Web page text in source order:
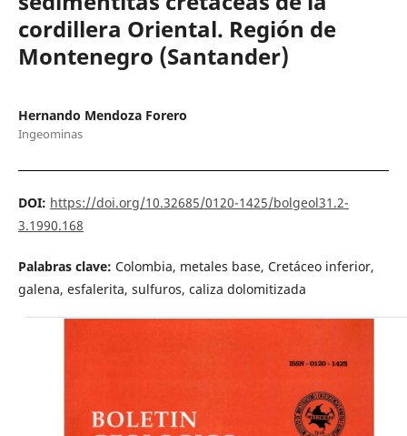
cordillera Oriental. Región de
Montenegro (Santander)
Hernando Mendoza Forero
Ingeominas
DOI: https://doi.org/10.32685/0120-1425/bolgeol31.2-
3.1990.168
Palabras clave: Colombia, metales base, Cretáceo inferior,
galena, esfalerita, sulfuros, caliza dolomitizada